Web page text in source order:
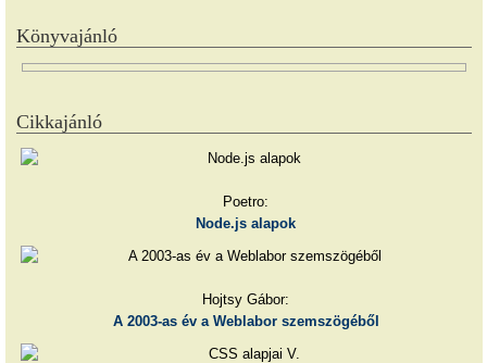
Könyvajánló
Cikkajánló
Poetro:
Node.js alapok
Hojtsy Gábor:
A 2003-as év a Weblabor szemszögéből